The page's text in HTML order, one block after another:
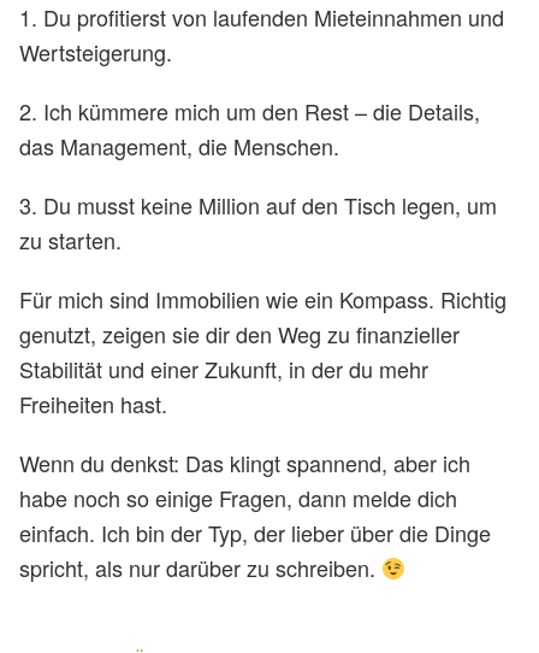
1. Du profitierst von laufenden Mieteinnahmen und
Wertsteigerung.
2. Ich kümmere mich um den Rest – die Details,
das Management, die Menschen.
3. Du musst keine Million auf den Tisch legen, um
zu starten.
Für mich sind Immobilien wie ein Kompass. Richtig
genutzt, zeigen sie dir den Weg zu finanzieller
Stabilität und einer Zukunft, in der du mehr
Freiheiten hast.
Wenn du denkst: Das klingt spannend, aber ich
habe noch so einige Fragen, dann melde dich
einfach. Ich bin der Typ, der lieber über die Dinge
spricht, als nur darüber zu schreiben.